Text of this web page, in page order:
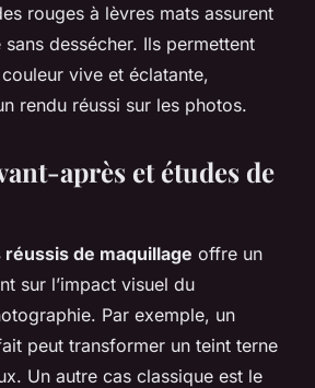
rouges à lèvres mats assurent
dessécher. Ils permettent
vive et éclatante,
rendu réussi sur les photos.
après et études de
réussis de maquillage offre un
sur l’impact visuel du
Par exemple, un
peut transformer un teint terne
Un autre cas classique est le